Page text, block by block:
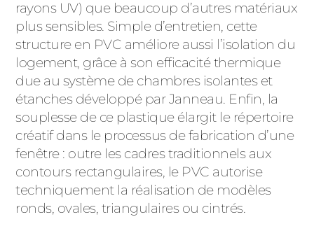
rayons UV) que beaucoup d’autres matériaux
plus sensibles. Simple d’entretien, cette
structure en PVC améliore aussi l’isolation du
logement, grâce à son efficacité thermique
due au système de chambres isolantes et
étanches développé par Janneau. Enfin, la
souplesse de ce plastique élargit le répertoire
créatif dans le processus de fabrication d’une
fenêtre : outre les cadres traditionnels aux
contours rectangulaires, le PVC autorise
techniquement la réalisation de modèles
ronds, ovales, triangulaires ou cintrés.